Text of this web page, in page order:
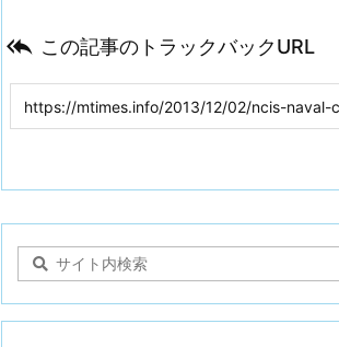
 この記事のトラックバックURL